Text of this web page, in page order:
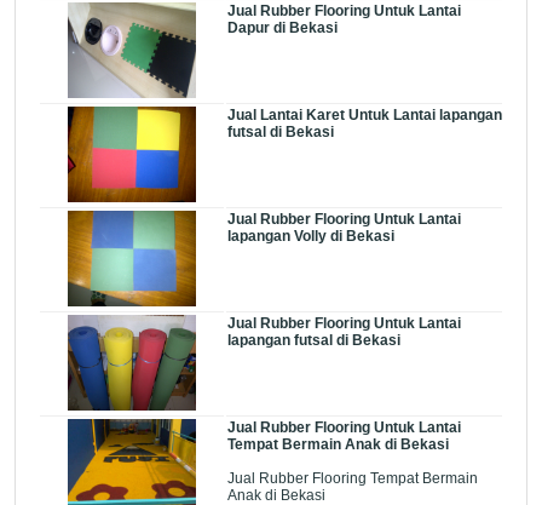
Jual Rubber Flooring Untuk Lantai
Dapur di Bekasi
Jual Lantai Karet Untuk Lantai lapangan
futsal di Bekasi
Jual Rubber Flooring Untuk Lantai
lapangan Volly di Bekasi
Jual Rubber Flooring Untuk Lantai
lapangan futsal di Bekasi
Jual Rubber Flooring Untuk Lantai
Tempat Bermain Anak di Bekasi
Jual Rubber Flooring Tempat Bermain
Anak di Bekasi